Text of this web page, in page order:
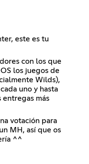
este es tu
con los que
los juegos de
Wilds),
uno y hasta
entregas más
votación para
MH, así que os
^^